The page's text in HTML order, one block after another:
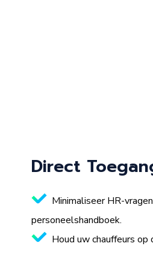
Direct
Minimaliseer HR-
personeelshandboek.
Houd uw chauffeurs